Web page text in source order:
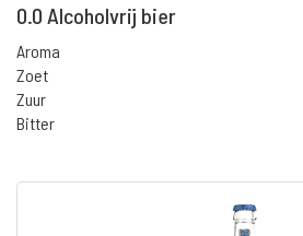
0.0 Alcoholvrij bier
Aroma
Zoet
Zuur
Bitter